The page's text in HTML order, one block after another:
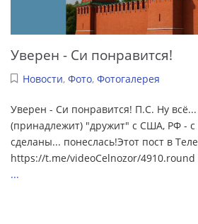
Уверен - Си понравится!
Новости, Фото, Фотогалерея
Уверен - Си понравится! П.С. Ну
(принадлежит) "дружит" с США, РФ - с
сделаны... понеслась!Этот пост в
https://t.me/videoCelnozor/
...